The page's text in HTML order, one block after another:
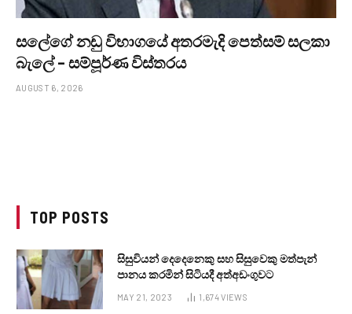
සලේගේ නඩු විභාගයේ අතරමැදි පෙත්සම් සලකා
බැලේ – සම්පූර්ණ විස්තරය
AUGUST 6, 2026
TOP POSTS
සිසුවියන් දෙදෙනෙකු සහ සිසුවෙකු මත්පැන්
පානය කරමින් සිටියදී අත්අඩංගුවට
MAY 21, 2023 1,674VIEWS